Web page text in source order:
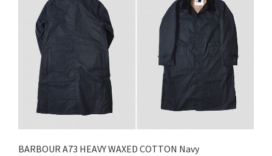
BARBOUR A73 HEAVY WAXED COTTON Navy